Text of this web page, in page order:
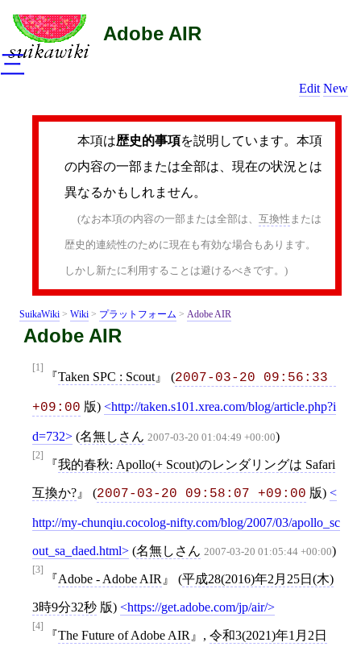
Adobe AIR
Edit New
本項は歴史的事項を説明しています。本項
の内容の一部または全部は、現在の状況とは
異なるかもしれません。
(なお本項の内容の一部または全部は、 互換性 または
歴史的連続性のために現在も有効な場合もあります。
しかし新たに利用することは避けるべきです。)
SuikaWiki > Wiki > プラットフォーム > Adobe AIR
Adobe AIR
[1]
Taken SPC : Scout (2007-03-20 09:56:33
+09:00 版) http://taken.s101.xrea.com/blog/article.php?i
d=732 (名無しさん 2007-03-20 01:04:49 +00:00)
[2]
我的春秋: Apollo(+ Scout)のレンダリングは Safari
互換か? (2007-03-20 09:58:07 +09:00 版)
http://my-chunqiu.cocolog-nifty.com/blog/2007/03/apollo_sc
out_sa_daed.html (名無しさん 2007-03-20 01:05:44 +00:00)
[3]
Adobe - Adobe AIR (平成28(2016)年2月25日(木)
3時9分32秒 版) https://get.adobe.com/jp/air/
[4]
The Future of Adobe AIR , 令和3(2021)年1月2日
三